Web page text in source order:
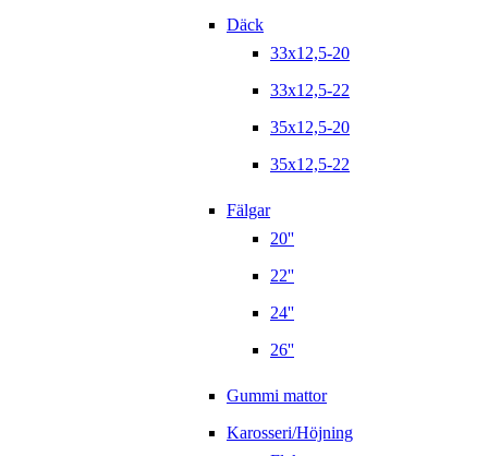
Däck
33x12,5-20
33x12,5-22
35x12,5-20
35x12,5-22
Fälgar
20''
22''
24''
26''
Gummi mattor
Karosseri/Höjning